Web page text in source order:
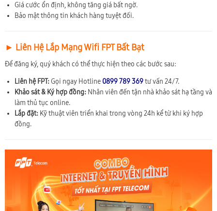
Giá cước ổn định, không tăng giá bất ngờ.
Bảo mật thông tin khách hàng tuyệt đối.
► Liên Hệ Lắp Mạng Wifi FPT Bất Bạt
Để đăng ký, quý khách có thể thực hiện theo các bước sau:
Liên hệ FPT: Gọi ngay Hotline 0899 789 369tư vấn 24/7.
Khảo sát & Ký hợp đồng: Nhân viên đến tận nhà khảo sát hạ tầng và
làm thủ tục online.
Lắp đặt: Kỹ thuật viên triển khai trong vòng 24h kể từ khi ký hợp
đồng.